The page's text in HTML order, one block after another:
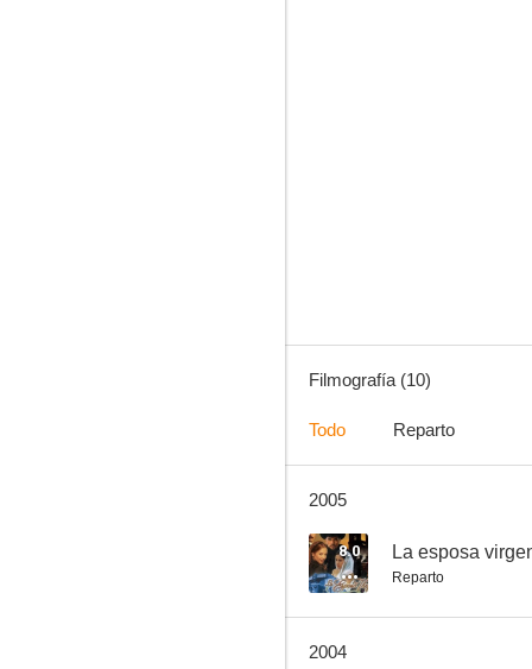
Cambiando el destino
Filmografía (10)
Todo Reparto
2005
8.0 La esposa
Reparto
2004